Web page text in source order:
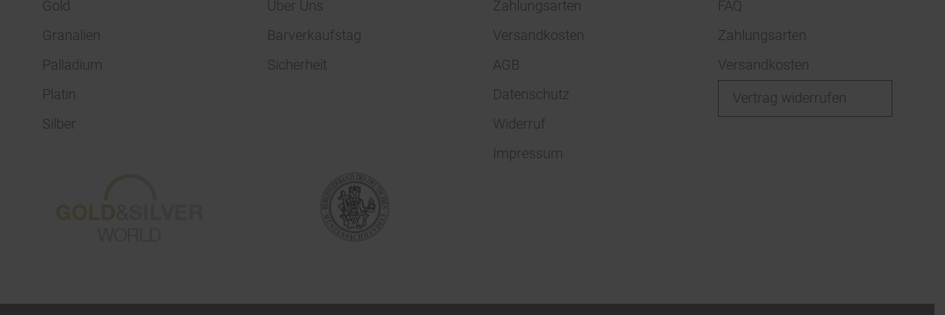
Gold
Granalien
Palladium
Platin
Silber
Über Uns
Barverkaufstag
Sicherheit
Zahlungsarten
Versandkosten
AGB
Datenschutz
Widerruf
Impressum
FAQ
Zahlungsarten
Versandkosten
Vertrag widerrufen